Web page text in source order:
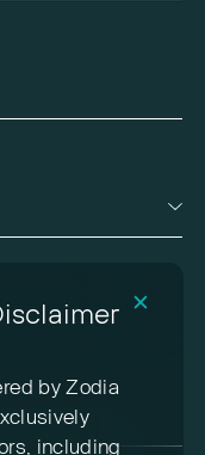
by Zodia
including
✕